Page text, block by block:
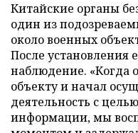
Китайские органы
один из
около военных
После установления
наблюдение. «Когда
объекту и начал
деятельность с
информации, мы